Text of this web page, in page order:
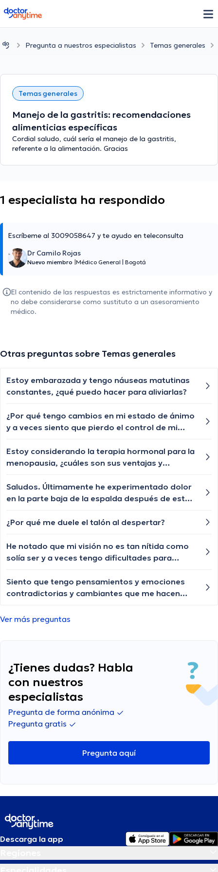
doctoranytime
Pregunta a nuestros especialistas Temas generales
Temas generales
Manejo de la gastritis: recomendaciones
alimenticias específicas
Cordial saludo, cuál sería el manejo de la gastritis,
referente a la alimentación. Gracias
1 especialista ha respondido
Escríbeme al 3009058647 y te ayudo en teleconsulta
Dr Camilo Rojas
Nuevo miembro Médico General Bogotá
El contenido de las respuestas es estrictamente informativo y
no debe considerarse como sustituto a un asesoramiento
médico.
Otras preguntas sobre Temas generales
Estoy embarazada y tengo náuseas matutinas
constantes, ¿qué puedo hacer para aliviarlas?
¿Por qué tengo cambios en mi estado de ánimo
y a veces siento que pierdo el control de mi
cada vez con más frecuencia y no sé qué lo está
causando.
Estoy considerando la terapia hormonal para la
menopausia, ¿cuáles son sus ventajas y
Saludos. Últimamente he experimentado dolor
en la parte baja de la espalda después de estar
aliviar esta molestia?
¿Por qué me duele el talón al despertar?
He notado que mi visión no es tan nítida como
solía ser y a veces tengo dificultades para
relación entre mi visión deteriorada y otros
síntomas que he experimentado
Siento que tengo pensamientos y emociones
contradictorias y cambiantes que me hacen
trastorno de personalidad múltiple... como se
Ver más preguntas
¿Tienes dudas? Habla
con nuestros
especialistas
Pregunta de forma anónima
Pregunta gratis
Pregunta aquí
Descarga la app